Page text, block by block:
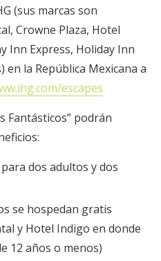
(sus marcas son
Crowne Plaza, Hotel
Inn Express, Holiday Inn
en la República Mexicana a
escapes
Fantásticos” podrán
dos adultos y dos
se hospedan gratis
y Hotel Indigo en donde
12 años o menos)